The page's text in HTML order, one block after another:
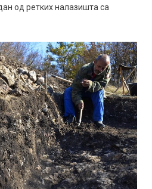
од ретких налазишта са